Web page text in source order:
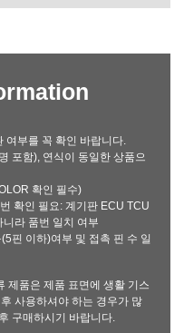
여부를 꼭 확인 바랍니다.
포함), 연식이 동일한 상품으
확인 필수)
확인 필요: 계기판 ECU TCU
라 품번 일치 여부
핀 이하)여부 및 접촉 핀 수 일
제품은 제품 표면에 생활 기스
사용하셔야 하는 경우가 많
구매하시기 바랍니다.